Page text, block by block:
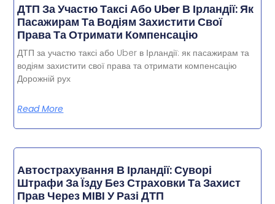
ДТП За Участю Таксі Або Uber В Ірландії: Як
Пасажирам Та Водіям Захистити Свої
Права Та Отримати Компенсацію
ДТП за участю таксі або Uber в Ірландії: як пасажирам та
водіям захистити свої права та отримати компенсацію
Дорожній рух
Read More
Автострахування В Ірландії: Суворі
Штрафи За Їзду Без Страховки Та Захист
Прав Через MIBI У Разі ДТП